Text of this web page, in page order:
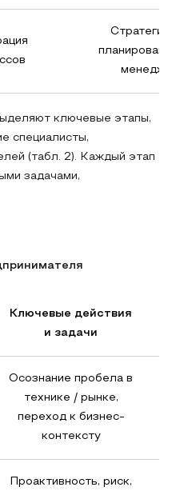
ключевые этапы,
специалисты,
(табл. 2). Каждый этап
задачами,
Ключевые действия
и задачи
Осознание пробела в
технике / рынке,
переход к бизнес-
контексту
Проактивность, риск,